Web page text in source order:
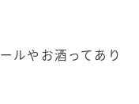
ルやお酒ってあり